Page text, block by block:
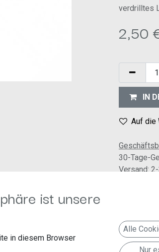
verdrilltes
2,50
IN
Auf die
30-Tage-
Versand:
schwarz / blau-schwarz / braun-rot
ist unsere
in diesem Browser
Alle
Nur